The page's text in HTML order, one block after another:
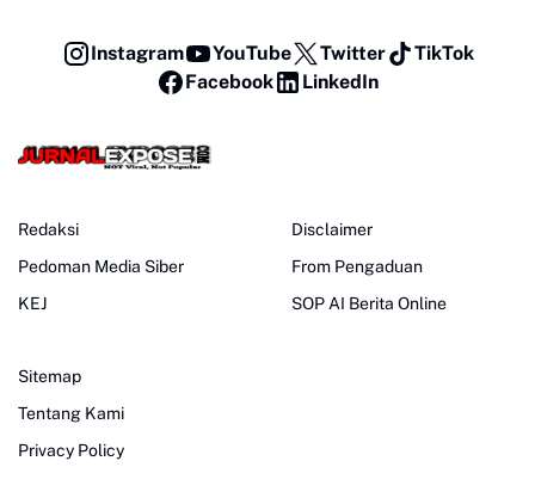
Instagram YouTube Twitter
TikTok
Facebook
LinkedIn
Redaksi
Pedoman Media Siber
KEJ
Disclaimer
From Pengaduan
SOP AI Berita Online
Sitemap
Tentang Kami
Privacy Policy